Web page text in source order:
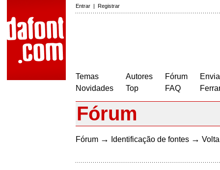
Entrar | Registrar
Temas
Novidades
Autores
Top
Fórum
FAQ
Fórum
Fórum → Identificação de fontes →